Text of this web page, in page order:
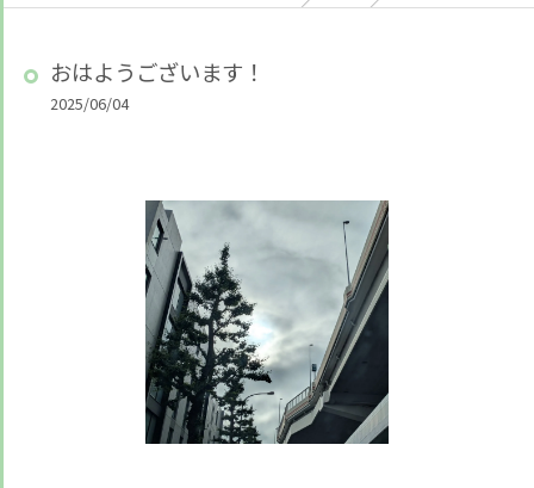
おはようございます！
2025/06/04